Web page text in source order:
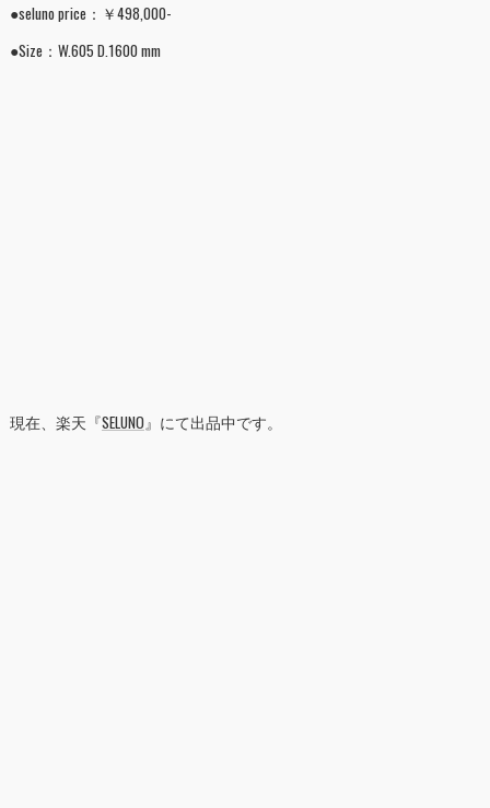
●seluno price：￥498,000-
●Size：W.605 D.1600 mm
現在、楽天『SELUNO』にて出品中です。